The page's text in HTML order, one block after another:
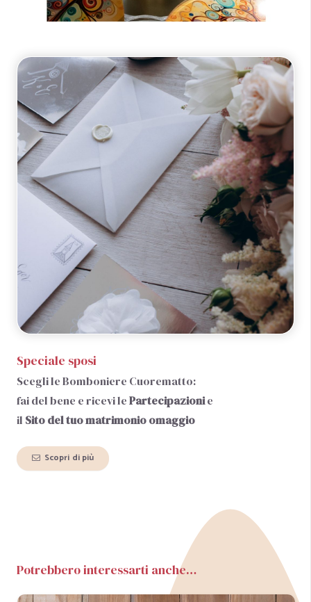
Speciale sposi
Scegli le Bomboniere Cuorematto:
fai del bene e ricevi lePartecipazionie
il Sito del tuo matrimonioomaggio
Scopri di più
Potrebbero interessarti anche…